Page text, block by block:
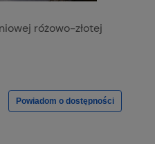
różowo-złotej
Powiadom o dostępności